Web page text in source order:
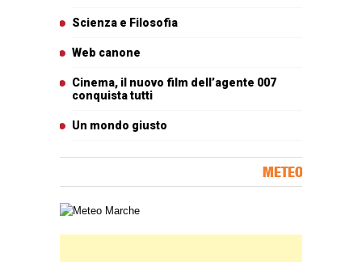
Scienza e Filosofia
Web canone
Cinema, il nuovo film dell’agente 007
conquista tutti
Un mondo giusto
METEO
Carta meteorologica delle Marche